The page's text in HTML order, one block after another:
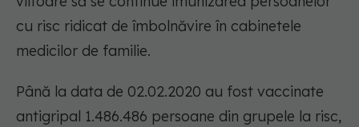
cu risc ridicat de îmbolnăvire în cabinetele
medicilor de familie.
Până la data de 02.02.2020 au fost vaccinate
antigripal 1.486.486 persoane din grupele la risc,